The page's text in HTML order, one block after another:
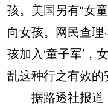
孩。美国另有“女
向女孩。网民查理
孩加入‘童子军’，
乱这种行之有效的
据路透社报道